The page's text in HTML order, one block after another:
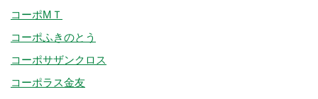
コーポMＴ
コーポふきのとう
コーポサザンクロス
コーポラス金友